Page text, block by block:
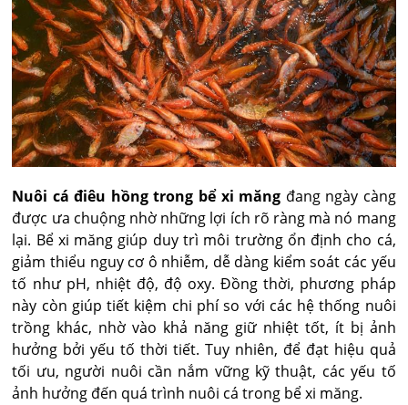
Nuôi cá điêu hồng trong bể xi măng đang ngày càng
được ưa chuộng nhờ những lợi ích rõ ràng mà nó mang
lại. Bể xi măng giúp duy trì môi trường ổn định cho cá,
giảm thiểu nguy cơ ô nhiễm, dễ dàng kiểm soát các yếu
tố như pH, nhiệt độ, độ oxy. Đồng thời, phương pháp
này còn giúp tiết kiệm chi phí so với các hệ thống nuôi
trồng khác, nhờ vào khả năng giữ nhiệt tốt, ít bị ảnh
hưởng bởi yếu tố thời tiết. Tuy nhiên, để đạt hiệu quả
tối ưu, người nuôi cần nắm vững kỹ thuật, các yếu tố
ảnh hưởng đến quá trình nuôi cá trong bể xi măng.